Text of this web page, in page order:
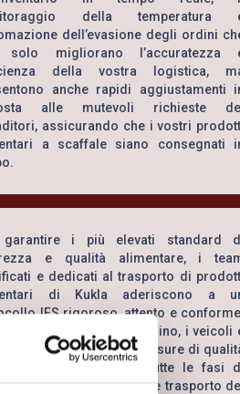
della temperatura
dell’evasione degli ordini
solo migliorano l’accuratezza
della vostra logistica,
anche rapidi aggiustamenti
alle mutevoli richieste
assicurando che i vostri
a scaffale siano consegnati
garantire i più elevati standard
e qualità alimentare, i
e dedicati al trasporto di
di Kukla aderiscono a
IFS rigoroso, attento e
personale di magazzino, i veicoli
rispettano le misure di
dei prodotti in tutte le fasi
movimentazione e trasporto